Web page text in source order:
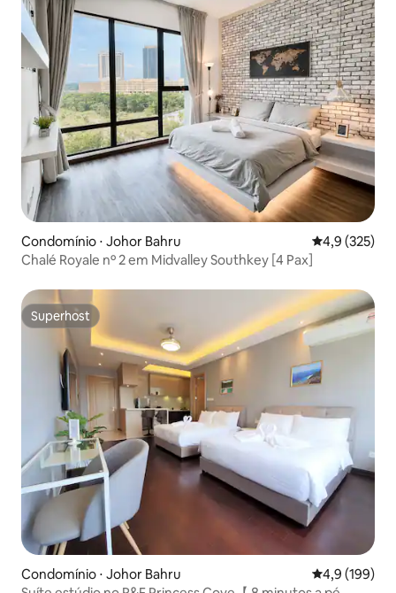
Condomínio ⋅ Johor Bahru 4,9 de uma
4,9 (325)
Chalé Royale nº 2 em Midvalley Southkey [4 Pax]
Superhost
Superhost
Condomínio ⋅ Johor Bahru 4,9 de uma
4,9 (199)